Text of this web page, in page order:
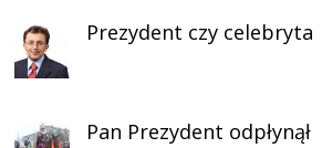
Prezydent czy celebryta
Pan Prezydent odpłynął